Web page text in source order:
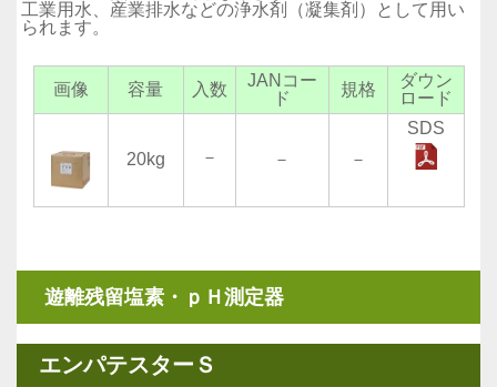
工業用水、産業排水などの浄水剤（凝集剤）として用い
られます。
画像 容量 入数
JANコー
ド
規格
ダウン
ロード
20kg － － －
SDS
遊離残留塩素・ｐＨ測定器
エンパテスターＳ